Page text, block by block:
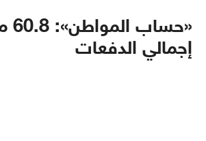
إجمالي الدفعات